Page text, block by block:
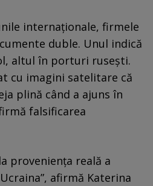
internaționale, firmele
duble. Unul indică
altul în porturi rusești.
cu imagini satelitare că
plină când a ajuns în
falsificarea
proveniența reală a
afirmă Katerina